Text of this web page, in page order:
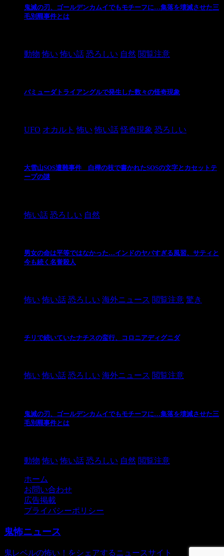
鬼滅の刃、ゴールデンカムイでもモチーフに…集落を壊滅させた三
毛別羆事件とは
動物 怖い 怖い話 恐ろしい 自然 閲覧注意
バミューダトライアングルで発生した数々の怪奇現象
UFO オカルト 怖い 怖い話 怪奇現象 恐ろしい
大雪山SOS遭難事件 白樺の枝で書かれたSOSの文字とカセットテ
ープの謎
怖い話 恐ろしい 自然
男女の命は平等ではなかった…インドのヤバすぎる風習、サティと
今も続く名誉殺人
怖い 怖い話 恐ろしい 海外ニュース 閲覧注意 驚き
チリで続いていたナチスの蛮行、コロニアディグニダ
怖い 怖い話 恐ろしい 海外ニュース 閲覧注意
鬼滅の刃、ゴールデンカムイでもモチーフに…集落を壊滅させた三
毛別羆事件とは
動物 怖い 怖い話 恐ろしい 自然 閲覧注意
ホーム
お問い合わせ
広告掲載
プライバシーポリシー
鬼怖ニュース
鬼レベルの怖い！をシェアするニュースサイト